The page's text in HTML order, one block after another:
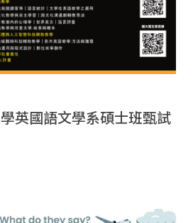
英國語文學系碩士班甄試